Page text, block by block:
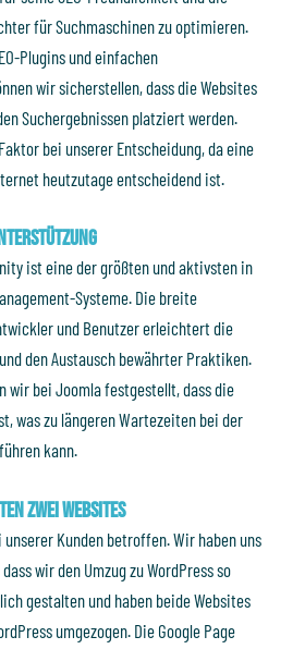
für Suchmaschinen zu optimieren.
Plugins und einfachen
wir sicherstellen, dass die Websites
Suchergebnissen platziert werden.
bei unserer Entscheidung, da eine
heutzutage entscheidend ist.
ist eine der größten und aktivsten in
Systeme. Die breite
und Benutzer erleichtert die
den Austausch bewährter Praktiken.
wir bei Joomla festgestellt, dass die
was zu längeren Wartezeiten bei der
kann.
zwei Websites
Kunden betroffen. Wir haben uns
wir den Umzug zu WordPress so
gestalten und haben beide Websites
umgezogen. Die Google Page